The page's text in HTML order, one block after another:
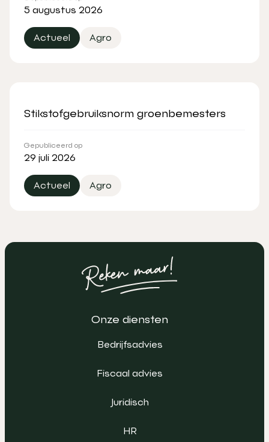
5 augustus 2026
Actueel Agro
Stikstofgebruiksnorm groenbemesters
Gepubliceerd op
29 juli 2026
Actueel Agro
Onze diensten
Bedrijfsadvies
Fiscaal advies
Juridisch
HR